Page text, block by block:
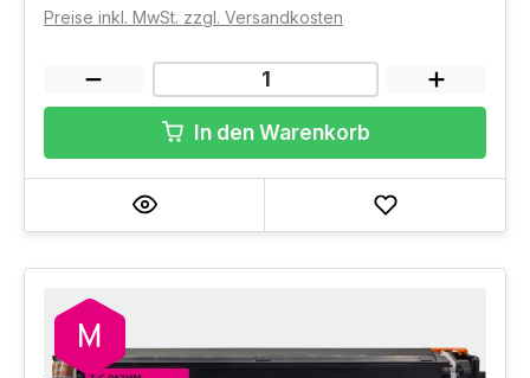
Preise inkl. MwSt. zzgl. Versandkosten
In den Warenkorb